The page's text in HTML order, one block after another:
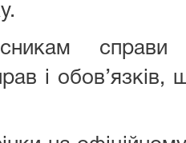
і обов’язків,